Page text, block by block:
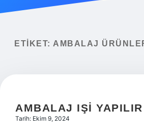
Yasal Uyarı
ETIKET: AMBALAJ
AMBALAJ IŞI
Tarih: Ekim 9, 2024